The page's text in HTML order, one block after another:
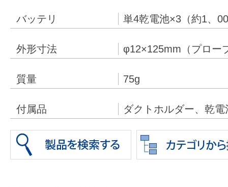
バッテリ 単4乾電池×3（約1、
外形寸法 φ12×125mm（プロー
質量 75g
付属品 ダクトホルダー、乾電